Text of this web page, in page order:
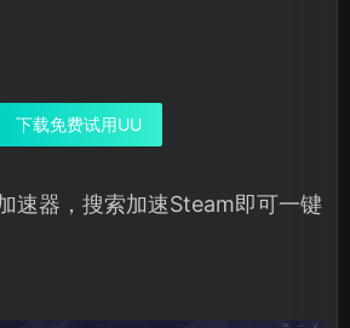
下载免费试用UU
速器，搜索加速Steam即可一键